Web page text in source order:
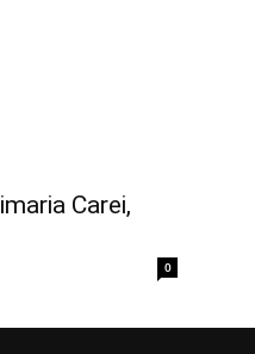
Carei,
0